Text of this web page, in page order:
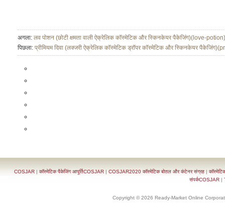
अगला: लव पोशन (छोटी क्षमता वाली ऐक्रेलिक कॉस्मेटिक और स्किनकेयर पैकेजिंग)(love-potion)
पिछला: प्रीमियम दिवा (लक्जरी ऐक्रेलिक कॉस्मेटिक ड्रॉपर कॉस्मेटिक और स्किनकेयर
COSJAR |कॉस्मेटिक पैकेजिंग आपूर्तिCOSJAR | COSJAR2020 कॉस्मेटिक बोतल और कंटेनर संग्रह |
संपर्कCOSJAR |
Copyright © 2026 Ready-Market Online